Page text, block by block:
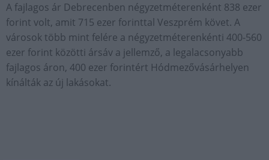
A fajlagos ár Debrecenben négyzetméterenként 838 ezer
forint volt, amit 715 ezer forinttal Veszprém követ. A
városok több mint felére a négyzetméterenkénti 400-560
ezer forint közötti ársáv a jellemző, a legalacsonyabb
fajlagos áron, 400 ezer forintért Hódmezővásárhelyen
kínálták az új lakásokat.